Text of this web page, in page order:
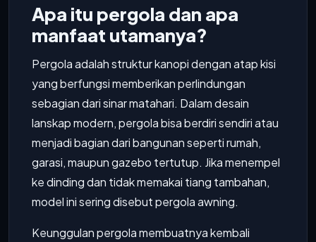
Apa itu pergola dan apa
manfaat utamanya?
Pergola adalah struktur kanopi dengan atap kisi
yang berfungsi memberikan perlindungan
sebagian dari sinar matahari. Dalam desain
lanskap modern, pergola bisa berdiri sendiri atau
menjadi bagian dari bangunan seperti rumah,
garasi, maupun gazebo tertutup. Jika menempel
ke dinding dan tidak memakai tiang tambahan,
model ini sering disebut pergola awning.
Keunggulan pergola membuatnya kembali